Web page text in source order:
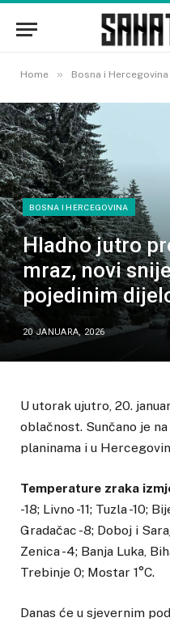
Home » Bosna i Hercegovina
BOSNA I HERCEGOVINA
Hladno jutro
mraz, novi
pojedinim
20 JANUARA, 2026
U utorak ujutro, 20.
oblačnost. Sunčano je
planinama i u
Temperature zraka
-18; Livno -11; Tuzla -10;
Gradačac -8; Doboj i
Zenica -4; Banja Luka,
Trebinje 0; Mostar 1°C.
Danas će u sjevernim